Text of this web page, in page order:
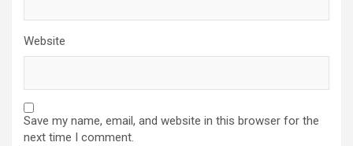
Website
Save my name, email, and website in this browser for the
next time I comment.